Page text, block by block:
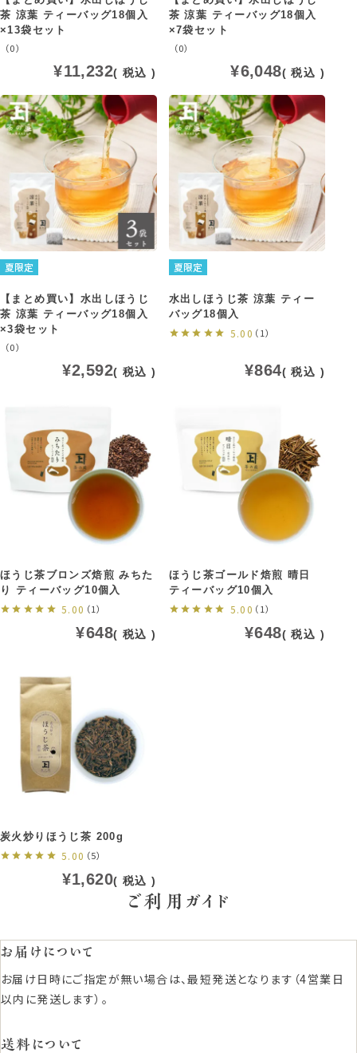
茶 涼葉 ティーバッグ18個入
×13袋セット
（0）
¥11,232 税込
茶 涼葉 ティーバッグ18個入
×7袋セット
（0）
¥6,048 税込
夏限定
【まとめ買い】水出しほうじ
茶 涼葉 ティーバッグ18個入
×3袋セット
（0）
¥2,592 税込
夏限定
水出しほうじ茶 涼葉 ティー
バッグ18個入
5.00 （1）
¥864 税込
ほうじ茶ブロンズ焙煎 みちた
り ティーバッグ10個入
5.00 （1）
¥648 税込
ほうじ茶ゴールド焙煎 晴日
ティーバッグ10個入
5.00 （1）
¥648 税込
炭火炒りほうじ茶 200g
5.00 （5）
¥1,620 税込
ご利用ガイド
お届けについて
お届け日時にご指定が無い場合は、最短発送となります（4営業日
以内に発送します）。
送料について